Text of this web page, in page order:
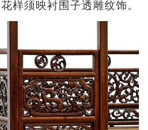
样须映衬围子透雕纹饰。